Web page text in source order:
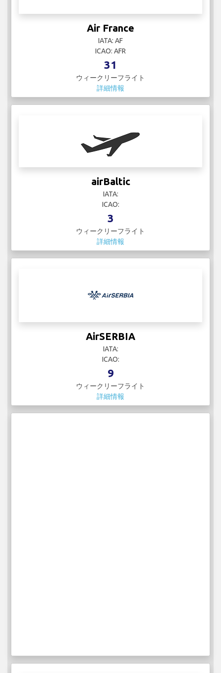
Air France
IATA: AF
ICAO: AFR
31
ウィークリーフライト
詳細情報
airBaltic
IATA:
ICAO:
3
ウィークリーフライト
詳細情報
AirSERBIA
IATA:
ICAO:
9
ウィークリーフライト
詳細情報